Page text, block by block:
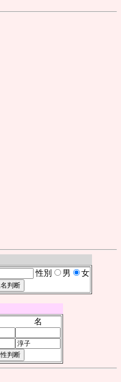
性別 男 女
名